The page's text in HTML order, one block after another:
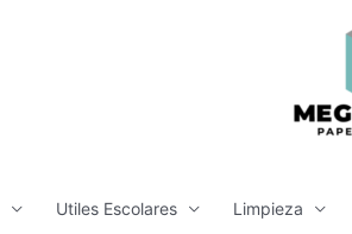
Utiles Escolares Limpieza